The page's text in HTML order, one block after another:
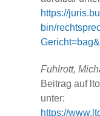
https://
bin/
Fuhlrott,
Beitrag auf
unter:
https://